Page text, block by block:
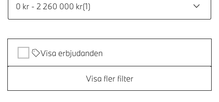
0 kr - 2 260 000 kr(1)
Visa erbjudanden
Visa fler filter